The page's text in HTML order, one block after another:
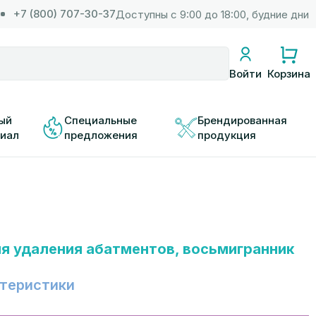
+7 (800) 707-30-37Доступны с 9:00 до 18:00, будние дни
Войти Корзина
Специальные
предложения
Брендированная
продукция
удаления абатментов, восьмигранник